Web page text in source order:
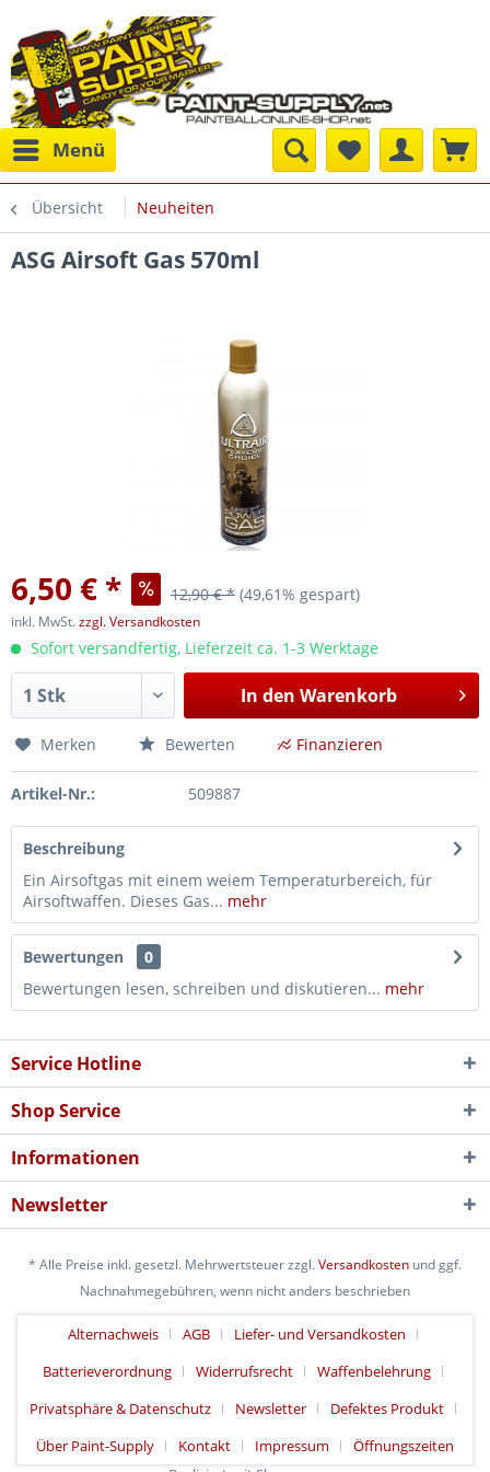
Menü
Übersicht Neuheiten
ASG Airsoft Gas 570ml
6,50 € * 12,90 € * (49,61% gespart)
inkl. MwSt.zzgl. Versandkosten
Sofort versandfertig, Lieferzeit ca. 1-3 Werktage
In den Warenkorb
Merken Bewerten Finanzieren
Artikel-Nr.: 509887
Beschreibung
Ein Airsoftgas mit einem weiem Temperaturbereich, für
Airsoftwaffen. Dieses Gas... mehr
Bewertungen
0
Bewertungen lesen, schreiben und diskutieren... mehr
Service Hotline
Shop Service
Informationen
Newsletter
* Alle Preise inkl. gesetzl. Mehrwertsteuer zzgl.Versandkosten und ggf.
Nachnahmegebühren, wenn nicht anders beschrieben
Alternachweis AGB
Liefer- und Versandkosten
Batterieverordnung
Widerrufsrecht
Waffenbelehrung
Privatsphäre & Datenschutz
Newsletter
Defektes Produkt
Über Paint-Supply
Kontakt Impressum
Öffnungszeiten